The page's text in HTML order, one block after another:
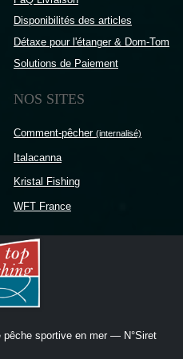
Disponibilités des articles
Détaxe pour l'étanger & Dom-Tom
Solutions de Paiement
NOS SITES
Comment-pêcher (internalisé)
Italacanna
Kristal Fishing
WFT France
pêche sportive en mer — N°Siret